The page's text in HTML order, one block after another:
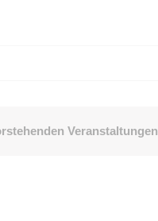
Veranstaltungen